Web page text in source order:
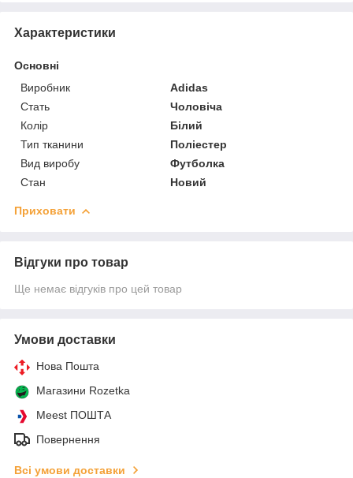
Характеристики
Основні
Виробник
Adidas
Стать
Чоловіча
Колір
Білий
Тип тканини
Поліестер
Вид виробу
Футболка
Стан
Новий
Приховати
Відгуки про товар
Ще немає відгуків про цей товар
Умови доставки
Нова Пошта
Магазини Rozetka
Meest ПОШТА
Повернення
Всі умови доставки